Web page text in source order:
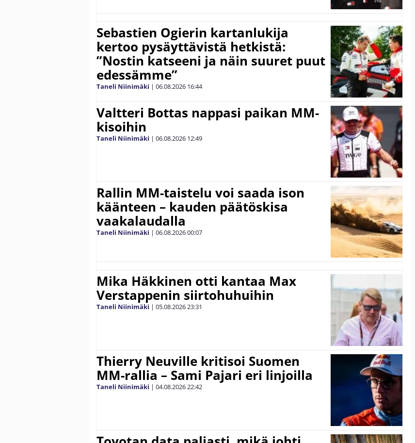
Sebastien Ogierin kartanlukija
kertoo pysäyttävistä hetkistä:
”Nostin katseeni ja näin suuret puut
edessämme”
Taneli Niinimäki | 06.08.2026 16:44
Valtteri Bottas nappasi paikan MM-
kisoihin
Taneli Niinimäki | 06.08.2026 12:49
Rallin MM-taistelu voi saada ison
käänteen – kauden päätöskisa
vaakalaudalla
Taneli Niinimäki | 06.08.202600:07
Mika Häkkinen otti kantaa Max
Verstappenin siirtohuhuihin
Taneli Niinimäki | 05.08.202623:31
Thierry Neuville kritisoi Suomen
MM-rallia – Sami Pajari eri linjoilla
Taneli Niinimäki | 04.08.202622:42